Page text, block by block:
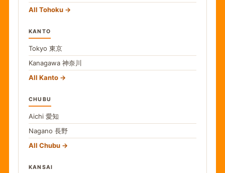
All Tohoku
KANTO
Tokyo 東京
Kanagawa 神奈川
All Kanto
CHUBU
Aichi 愛知
Nagano 長野
All Chubu
KANSAI